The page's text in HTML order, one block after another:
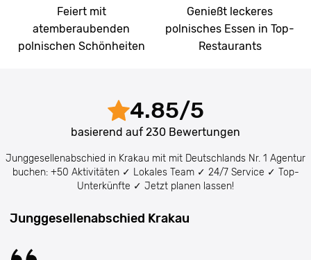
Feiert mit
atemberaubenden
polnischen Schönheiten
Genießt leckeres
polnisches Essen in Top-
Restaurants
4.85/5
basierend auf 230 Bewertungen
Junggesellenabschied in Krakau mit mit Deutschlands Nr. 1 Agentur
buchen: +50 Aktivitäten ✓ Lokales Team ✓ 24/7 Service ✓ Top-
Unterkünfte ✓ Jetzt planen lassen!
Junggesellenabschied Krakau